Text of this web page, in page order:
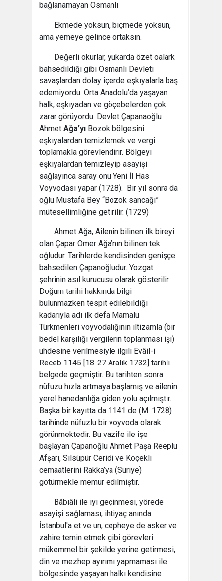
bağlanamayan Osmanlı
Ekmede yoksun, biçmede yoksun,
ama yemeye gelince ortaksın.
Değerli okurlar, yukarda özet oalark
bahsedildiği gibi Osmanlı Devleti
savaşlardan dolay içerde eşkıyalarla baş
edemiyordu. Orta Anadolu’da yaşayan
halk, eşkıyadan ve göçebelerden çok
zarar görüyordu. Devlet Çapanaoğlu
Ahmet Ağa’yı Bozok bölgesini
eşkıyalardan temizlemek ve vergi
toplamakla görevlendirir. Bölgeyi
eşkıyalardan temizleyip asayişi
sağlayınca saray onu Yeni İl Has
Voyvodası yapar (1728). Bir yıl sonra da
oğlu Mustafa Bey “Bozok sancağı”
mütesellimliğine getirilir. (1729)
Ahmet Ağa, Ailenin bilinen ilk bireyi
olan Çapar Ömer Ağa’nın bilinen tek
oğludur. Tarihlerde kendisinden genişçe
bahsedilen Çapanoğludur. Yozgat
şehrinin asıl kurucusu olarak gösterilir.
Doğum tarihi hakkında bilgi
bulunmazken tespit edilebildiği
kadarıyla adı ilk defa Mamalu
Türkmenleri voyvodalığının iltizamla (bir
bedel karşılığı vergilerin toplanması işi)
uhdesine verilmesiyle ilgili Evâil-i
Receb 1145 [18-27 Aralık 1732] tarihli
belgede geçmiştir. Bu tarihten sonra
nüfuzu hızla artmaya başlamış ve ailenin
yerel hanedanlığa giden yolu açılmıştır.
Başka bir kayıtta da 1141 de (M. 1728)
tarihinde nüfuzlu bir voyvoda olarak
görünmektedir. Bu vazife ile işe
başlayan Çapanoğlu Ahmet Paşa Reeplu
Afşarı, Silsüpür Ceridi ve Köçekli
cemaatlerini Rakka’ya (Suriye)
götürmekle memur edilmiştir.
Bâbıâli ile iyi geçinmesi, yörede
asayişi sağlaması, ihtiyaç anında
İstanbul'a et ve un, cepheye de asker ve
zahire temin etmek gibi görevleri
mükemmel bir şekilde yerine getirmesi,
din ve mezhep ayırımı yapmaması ile
bölgesinde yaşayan halkı kendisine